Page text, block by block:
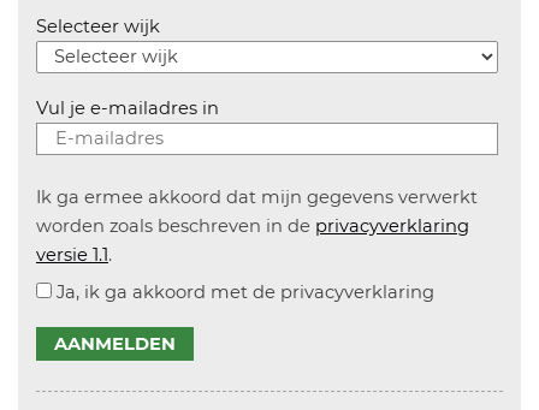
Selecteer wijk
Vul je e-mailadres in
Ik ga ermee akkoord dat mijn gegevens verwerkt
worden zoals beschreven in de privacyverklaring
versie 1.1.
Ja, ik ga akkoord met de privacyverklaring
AANMELDEN